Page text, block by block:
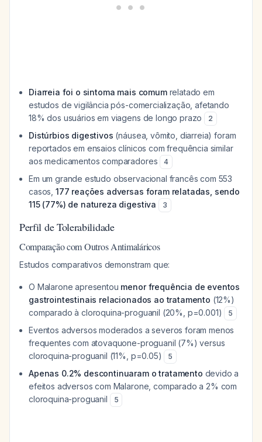
Diarreia foi o sintoma mais comumrelatado em
estudos de vigilância pós-comercialização, afetando
18% dos usuários em viagens de longo prazo
2
Distúrbios digestivos (náusea, vômito, diarreia) foram
reportados em ensaios clínicos com frequência similar
aos medicamentos comparadores
4
Em um grande estudo observacional francês com 553
casos, 177 reações adversas foram relatadas, sendo
115 (77%) de natureza digestiva
3
Perfil de Tolerabilidade
Comparação com Outros Antimaláricos
Estudos comparativos demonstram que:
O Malarone apresentou menor frequência de eventos
gastrointestinais relacionados ao tratamento (12%)
comparado à cloroquina-proguanil (20%, p=0.001)
5
Eventos adversos moderados a severos foram menos
frequentes com atovaquone-proguanil (7%) versus
cloroquina-proguanil (11%, p=0.05)
5
Apenas 0.2% descontinuaram o tratamento devido a
efeitos adversos com Malarone, comparado a 2% com
cloroquina-proguanil
5